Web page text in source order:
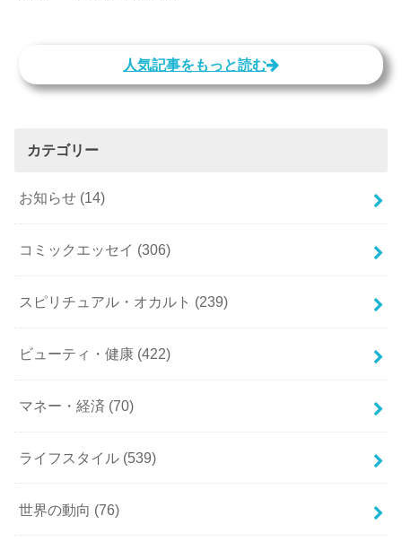
人気記事をもっと読む
カテゴリー
お知らせ (14)
コミックエッセイ (306)
スピリチュアル・オカルト (239)
ビューティ・健康 (422)
マネー・経済 (70)
ライフスタイル (539)
世界の動向 (76)